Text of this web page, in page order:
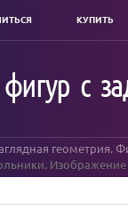
КУПИТЬ
с
геометрия.